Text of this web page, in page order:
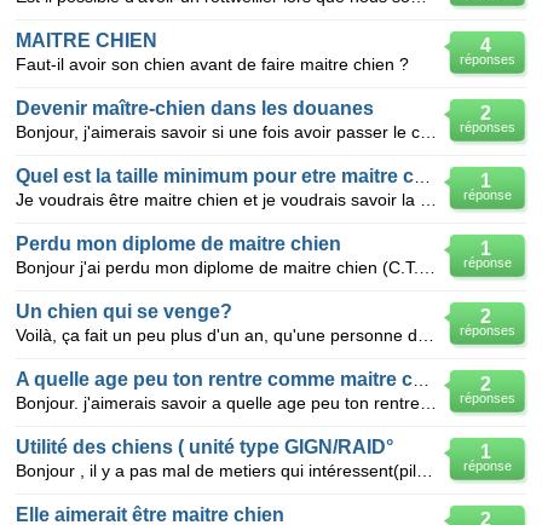
4
réponses
MAITRE CHIEN
Faut-il avoir son chien avant de faire maitre chien ?
2
réponses
Devenir maître-chien dans les douanes
1
réponse
1
réponse
Perdu mon diplome de maitre chien
2
réponses
Un chien qui se venge?
2
réponses
1
réponse
Utilité des chiens ( unité type GIGN/RAID°
2
Elle aimerait être maitre chien